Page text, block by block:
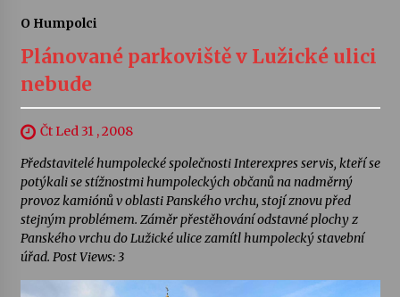
O Humpolci
Plánované parkoviště v Lužické ulici
nebude
Čt Led 31 , 2008
Představitelé humpolecké společnosti Interexpres servis, kteří se
potýkali se stížnostmi humpoleckých občanů na nadměrný
provoz kamiónů v oblasti Panského vrchu, stojí znovu před
stejným problémem. Záměr přestěhování odstavné plochy z
Panského vrchu do Lužické ulice zamítl humpolecký stavební
úřad. Post Views: 3